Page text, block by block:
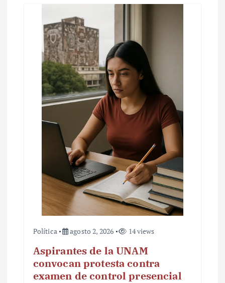
Política agosto 2, 2026 14 views
Aspirantes de la UNAM
convocan protesta contra
examen de control presencial